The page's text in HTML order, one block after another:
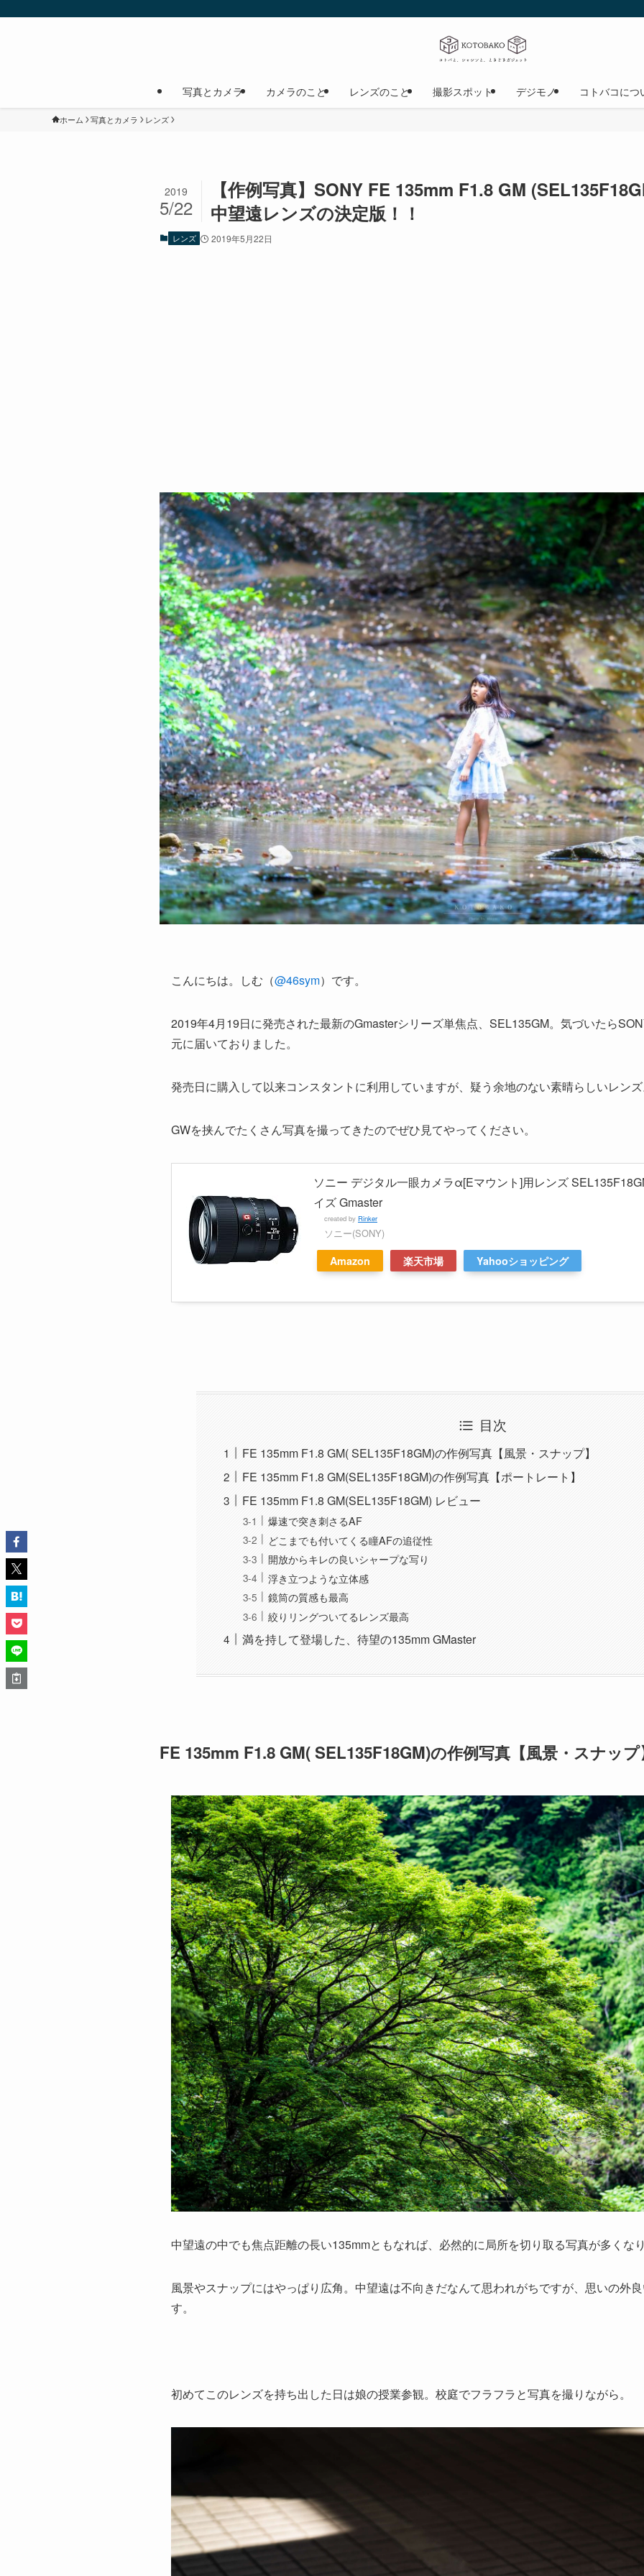
写真とカメラ カメラのこと レンズのこと 撮影スポット デジモノ コトバコにつ
ホーム 写真とカメラ レンズ
【作例写真】SONY FE 135mm F1.8 GM
中望遠レンズの決定版！！
2019
5/22
レンズ 2019年5月22日
こんにちは。しむ（@46sym）です。
2019年4月19日に発売された最新のGmasterシリーズ単焦点、SEL135GM。気づいたら
元に届いておりました。
発売日に購入して以来コンスタントに利用していますが、疑う余地のない素晴らしいレン
GWを挟んでたくさん写真を撮ってきたのでぜひ見てやってください。
ソニー デジタル一眼カメラα[Eマウント]用レンズ
イズ Gmaster
created by Rinker
ソニー(SONY)
Amazon 楽天市場 Yahooショッピング
目次
FE 135mm F1.8 GM( SEL135F18GM)の作例写真【風景・スナップ】
FE 135mm F1.8 GM(SEL135F18GM)の作例写真【ポートレート】
FE 135mm F1.8 GM(SEL135F18GM) レビュー
爆速で突き刺さるAF
どこまでも付いてくる瞳AFの追従性
開放からキレの良いシャープな写り
浮き立つような立体感
鏡筒の質感も最高
絞りリングついてるレンズ最高
満を持して登場した、待望の135mm GMaster
FE 135mm F1.8 GM( SEL135F18GM)の作例写真【風景・スナップ
中望遠の中でも焦点距離の長い135mmともなれば、必然的に局所を切り取る写真が多くな
風景やスナップにはやっぱり広角。中望遠は不向きだなんて思われがちですが、思いの外
す。
初めてこのレンズを持ち出した日は娘の授業参観。校庭でフラフラと写真を撮りながら。